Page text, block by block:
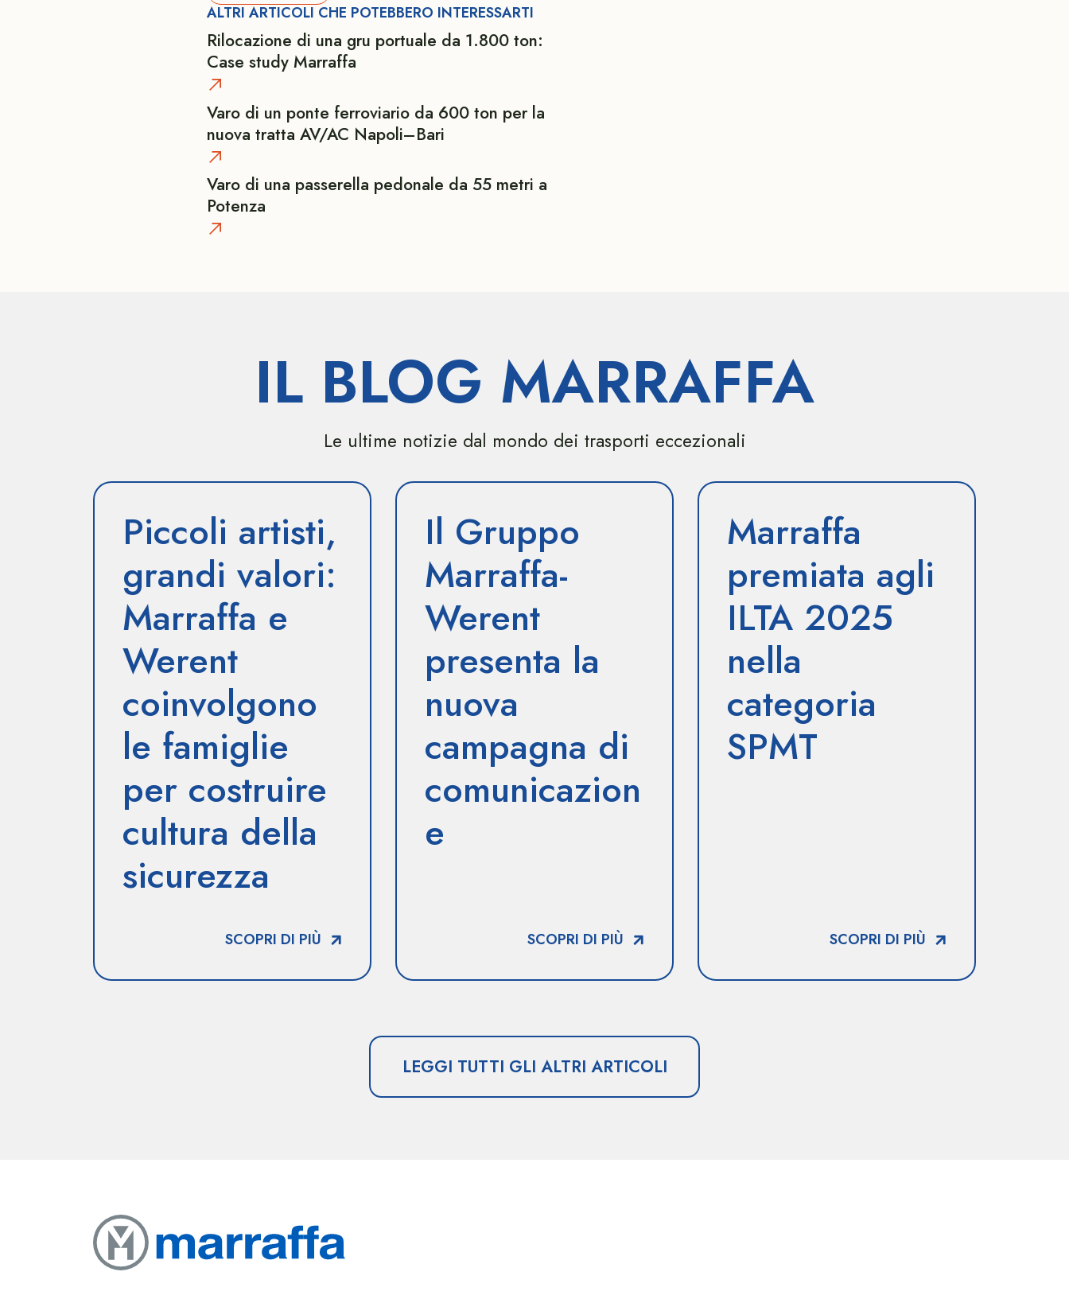
ALTRI ARTICOLI CHE POTEBBERO INTERESSARTI
Rilocazione di una gru portuale da 1.800 ton:
Case study Marraffa
Varo di un ponte ferroviario da 600 ton per la
nuova tratta AV/AC Napoli–Bari
Varo di una passerella pedonale da 55 metri a
Potenza
IL BLOG MARRAFFA
Le ultime notizie dal mondo dei trasporti eccezionali
Piccoli artisti,
grandi valori:
Marraffa e
Werent
coinvolgono
le famiglie
per costruire
cultura della
sicurezza
SCOPRI DI PIÙ
Il Gruppo
Marraffa-
Werent
presenta la
nuova
campagna di
comunicazion
e
SCOPRI DI PIÙ
Marraffa
premiata agli
ILTA 2025
nella
categoria
SPMT
SCOPRI DI PIÙ
LEGGI TUTTI GLI ALTRI ARTICOLI